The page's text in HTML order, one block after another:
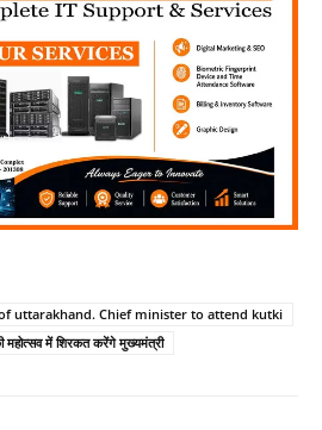
uttarakhand. Chief minister to attend kutki
महोत्सव में शिरकत करेंगे मुख्यमंत्री